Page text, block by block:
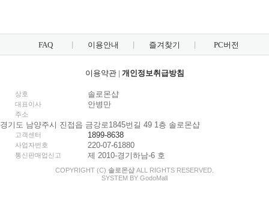
FAQ 이용안내 즐겨찾기 PC버전
이용약관| 개인정보취급방침
상호 솔로몬샵
대표이사 안병만
주소
경기도 남양주시 진접읍 금강로1845번길 49 1층 솔로몬샵
고객센터 1899-8638
사업자번호 220-07-61880
통신판매업신고 제 2010-경기하남-6 호
COPYRIGHT (C) 솔로몬샵 ALL RIGHTS RESERVED.
SYSTEM BY GodoMall